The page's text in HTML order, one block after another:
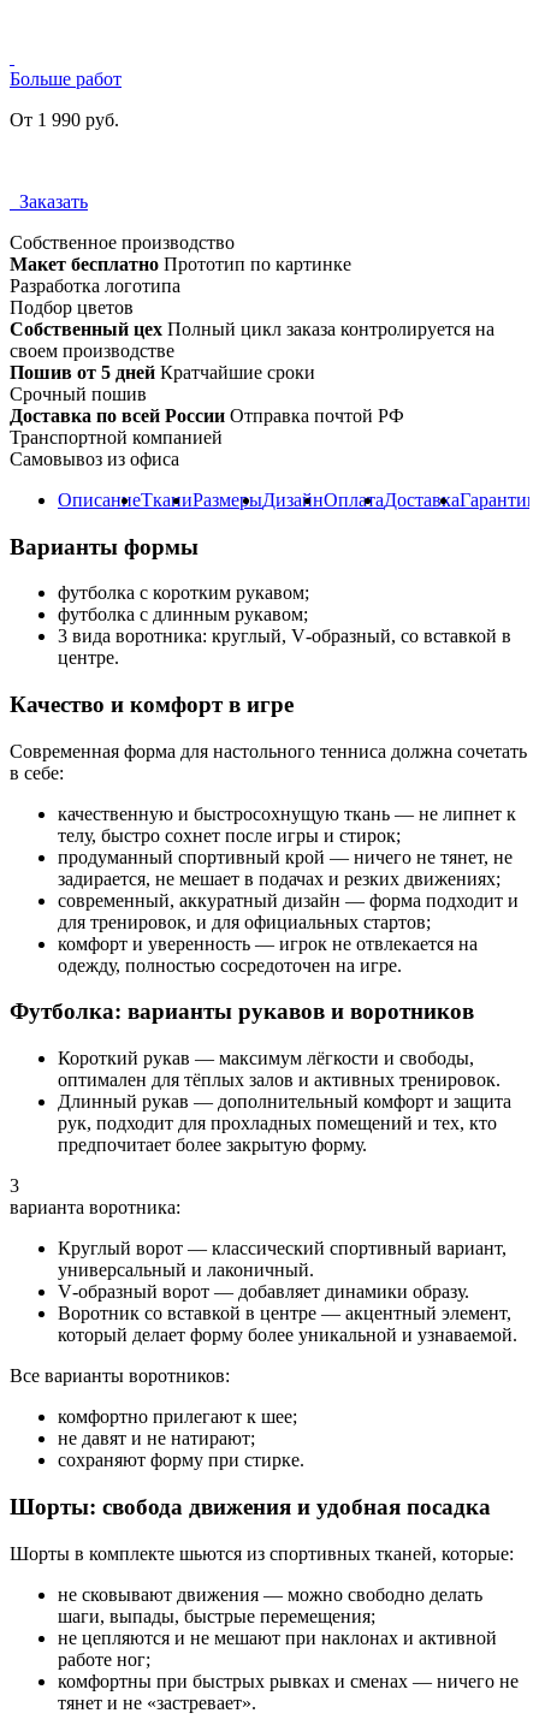
Больше работ
От 1 990 руб.
Заказать
Собственное производство
Макет бесплатно Прототип по картинке
Разработка логотипа
Подбор цветов
Собственный цех Полный цикл заказа контролируется на
своем производстве
Пошив от 5 дней Кратчайшие сроки
Срочный пошив
Доставка по всей России Отправка почтой РФ
Транспортной компанией
Самовывоз из офиса
ОписаниеТканиРазмерыДизайнОплатаДоставкаГарантии
Варианты формы
футболка с коротким рукавом;
футболка с длинным рукавом;
3 вида воротника: круглый, V‑образный, со вставкой в
центре.
Качество и комфорт в игре
Современная форма для настольного тенниса должна сочетать
в себе:
качественную и быстросохнущую ткань — не липнет к
телу, быстро сохнет после игры и стирок;
продуманный спортивный крой — ничего не тянет, не
задирается, не мешает в подачах и резких движениях;
современный, аккуратный дизайн — форма подходит и
для тренировок, и для официальных стартов;
комфорт и уверенность — игрок не отвлекается на
одежду, полностью сосредоточен на игре.
Футболка: варианты рукавов и воротников
Короткий рукав — максимум лёгкости и свободы,
оптимален для тёплых залов и активных тренировок.
Длинный рукав — дополнительный комфорт и защита
рук, подходит для прохладных помещений и тех, кто
предпочитает более закрытую форму.
3
варианта воротника:
Круглый ворот — классический спортивный вариант,
универсальный и лаконичный.
V‑образный ворот — добавляет динамики образу.
Воротник со вставкой в центре — акцентный элемент,
который делает форму более уникальной и узнаваемой.
Все варианты воротников:
комфортно прилегают к шее;
не давят и не натирают;
сохраняют форму при стирке.
Шорты: свобода движения и удобная посадка
Шорты в комплекте шьются из спортивных тканей, которые:
не сковывают движения — можно свободно делать
шаги, выпады, быстрые перемещения;
не цепляются и не мешают при наклонах и активной
работе ног;
комфортны при быстрых рывках и сменах — ничего не
тянет и не «застревает».